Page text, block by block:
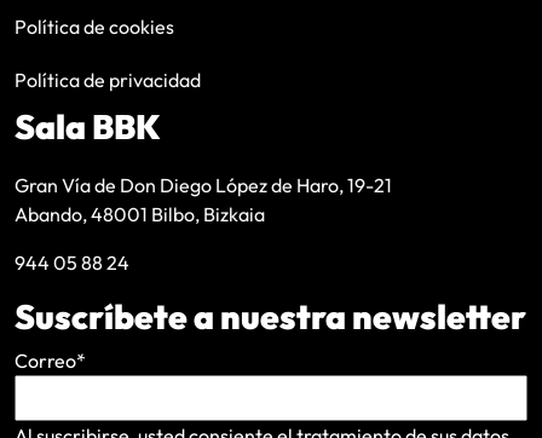
Política de cookies
Política de privacidad
Sala BBK
Gran Vía de Don Diego López de Haro, 19-21
Abando, 48001 Bilbo, Bizkaia
944 05 88 24
Suscríbete a nuestra newsletter
Correo*